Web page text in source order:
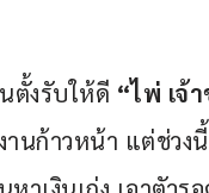
ตั้งรับให้ดี “ไพ่ เจ้
นก้าวหน้า แต่ช่วง